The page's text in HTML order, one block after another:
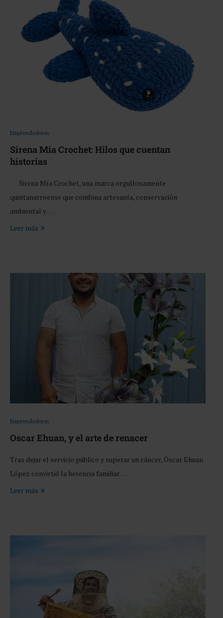
Emprendedores
Sirena Mia Crochet: Hilos que cuentan
historias
Sirena Mía Crochet, una marca orgullosamente
quintanarroense que combina artesanía, conservación
ambiental y …
Leer más
Emprendedores
Oscar Ehuan, y el arte de renacer
Tras dejar el servicio público y superar un cáncer, Óscar Ehuan
López convirtió la herencia familiar …
Leer más